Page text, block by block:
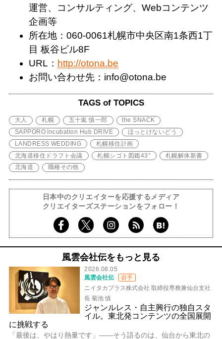
運営、コンサルティング、Webコンテンツ
企画等
所在地：060-0061札幌市中央区南1条西1丁
目 板谷ビル8F
URL： http://otona.be
お問い合わせ先：info@otona.be
TAGS of TOPICS
大人 札幌 五十嵐 慎一郎
the SNACK
SAPPORO Incubation Hub DRIVE
ほっとけないどう
LANDRESS WEDDING
札幌移住計画
北海道移住ドラフト会議
札幌シゴト図鑑43°
札幌解体新書
北海道
職種その他
日本中のクリエイターを応援するメディア
クリエイターズステーションをフォロー！
風雲会社伝をもっと見る
2026.08.05
風雲会社伝
岩手
ニイタカプラス株式会社 取締役専務兼仙台支社
長 菊池 慎
ジャンルレス・自主興行の独自スタ
イル。東北発コンテンツの全国展開
に挑戦する
「最後は、やはり熱量です」――そう語るのは、仙台から東北の